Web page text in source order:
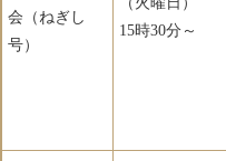
会（ねぎし
号）
15時30分～